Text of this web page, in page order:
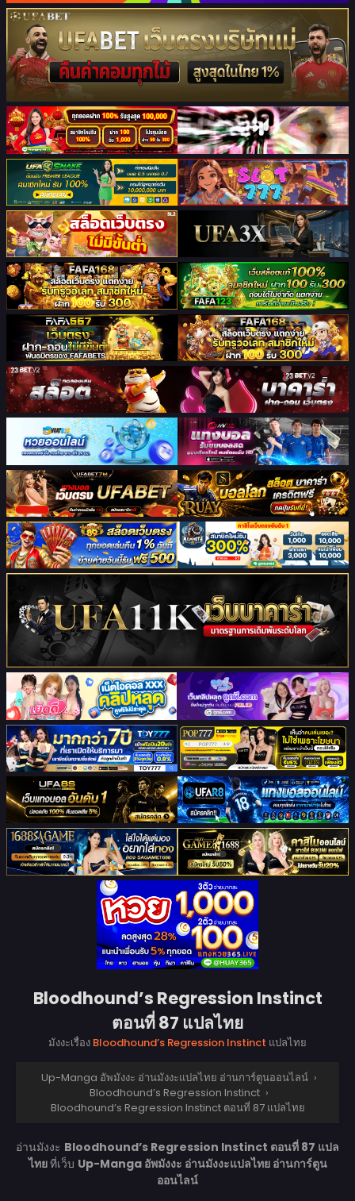
Bloodhound’s Regression Instinct
ตอนที่ 87 แปลไทย
มังงะเรื่อง Bloodhound’s Regression Instinct แปลไทย
Up-Manga อัพมังงะ อ่านมังงะแปลไทย อ่านการ์ตูนออนไลน์ ›
Bloodhound’s Regression Instinct ›
Bloodhound’s Regression Instinct ตอนที่ 87 แปลไทย
อ่านมังงะ Bloodhound’s Regression Instinct ตอนที่ 87 แปล
ไทยที่เว็บ Up-Manga อัพมังงะ อ่านมังงะแปลไทย อ่านการ์ตูน
ออนไลน์